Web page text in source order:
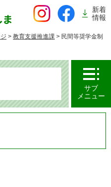
新着
情報
> 教育支援推進課 > 民間等奨学金制
サブ
メニュー